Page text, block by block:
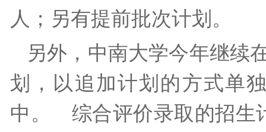
人；另有提前批次计划。
另外，中南大学今年继续
划，以追加计划的方式单
中。 综合评价录取的招生